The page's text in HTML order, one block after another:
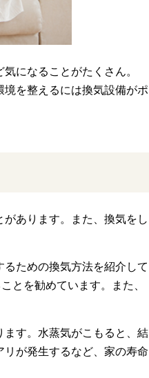
になることがたくさん。
を整えるには換気設備がポ
あります。また、換気をし
ための換気方法を紹介して
とを勧めています。また、
す。水蒸気がこもると、結
が発生するなど、家の寿命